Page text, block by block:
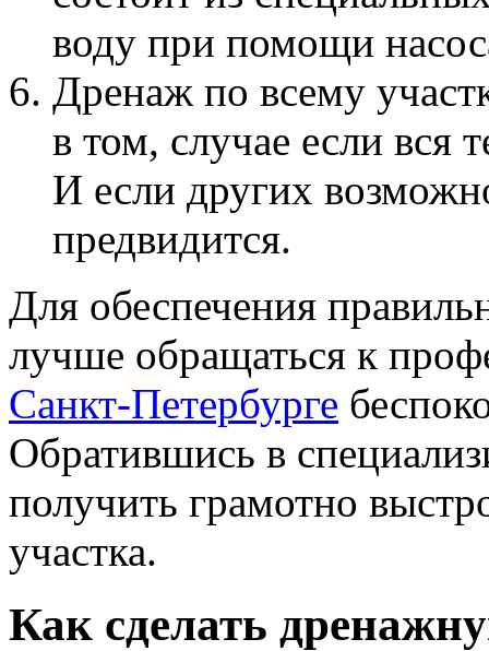
воду при помощи
Дренаж по всему
в том, случае если вся
И если других
предвидится.
Для обеспечения
лучше обращаться к
Санкт-Петербурге
Обратившись в
получить грамотно
участка.
Как сделать